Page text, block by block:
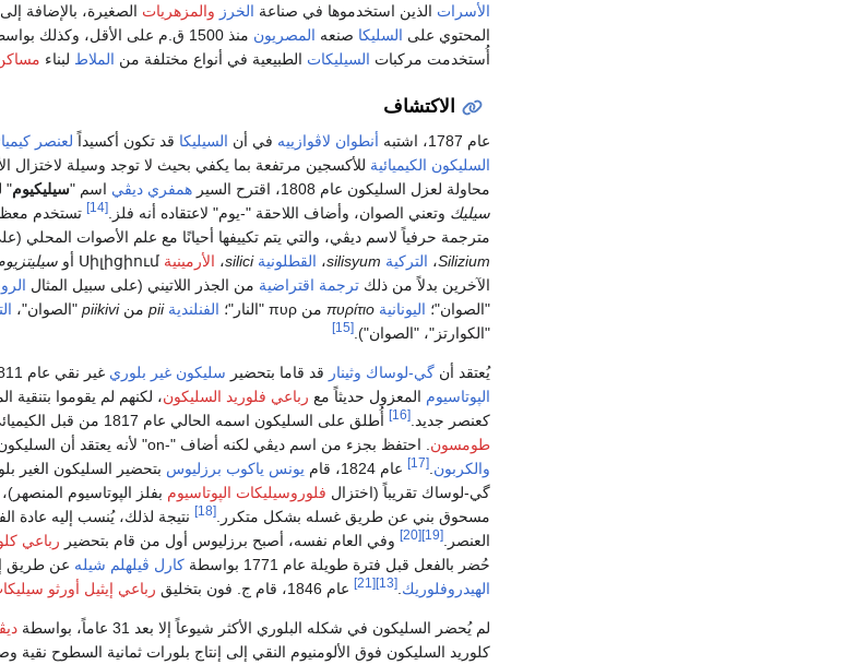
الأسرات الذين استخدموها في صناعة الخرز والمزهريات الصغيرة، بالإضافة إلى
المحتوي على السليكا صنعه المصريون منذ 1500 ق.م على الأقل، وكذلك بواسطة
أُستخدمت مركبات السيليكات الطبيعية في أنواع مختلفة من الملاط لبناء
الاكتشاف
عام 1787، اشتبه أنطوان لاڤوازييه في أن السيليكا قد تكون أكسيداً لعنصر
السليكون الكيميائية للأكسجين مرتفعة بما يكفي بحيث لا توجد وسيلة لاختزال
محاولة لعزل السليكون عام 1808، اقترح السير
همفري ديڤي اسم "سيليكيوم"
سيليك وتعني الصوان، وأضاف اللاحقة "-يوم" لاعتقاده أنه فلز. [14]
تستخدم
مترجمة حرفياً لاسم ديڤي، والتي يتم تكييفها أحيانًا مع علم الأصوات المحلي
Silizium، التركية silisyum، القطلونية silici، الأرمينية Սիլիցիում أو
الآخرين بدلاً من ذلك ترجمة اقتراضية من الجذر اللاتيني (على سبيل المثال
"الصوان"؛ اليونانية πυρίτιο من πυρ "النار"؛ الفنلندية pii منpiikivi "الصوان"،
"الكوارتز"، "الصوان"). [15]
يُعتقد أن گي-لوساك وثينار قد قاما بتحضير سليكون غير بلوري غير نقي عام 1811، من خلال تسخين فلز
الپوتاسيوم المعزول حديثاً مع رباعي فلوريد السليكون، لكنهم لم يقوموا بتنقية
كعنصر جديد. [16] أُطلق على السليكون اسمه الحالي عام 1817 من قبل الكيميائي الإسكتلندي
طومسون . احتفظ بجزء من اسم ديڤي لكنه أضاف "-on" لأنه يعتقد أن السليكون كان
والكربون [17] عام 1824، قام يونس ياكوب برزليوس بتحضير السليكون الغير
گي-لوساك تقريباً (اختزال فلوروسيليكات الپوتاسيوم بفلز الپوتاسيوم
مسحوق بني عن طريق غسله بشكل متكرر.
[18]
نتيجة لذلك، يُنسب إليه عادة
العنصر.
[19]
[20] وفي العام نفسه، أصبح برزليوس أول من قام بتحضير رباعي
حُضر بالفعل قبل فترة طويلة عام 1771 بواسطة
كارل ڤيلهلم شيله عن طريق
الهيدروفلوريك [13]
[21] عام 1846، قام ج. فون بتخليق رباعي إيثيل أورثو
لم يُحضر السليكون في شكله البلوري الأكثر شيوعاً إلا بعد 31 عاماً، بواسطة
كلوريد السليكون فوق الألومنيوم النقي إلى إنتاج بلورات ثمانية السطوح نقية